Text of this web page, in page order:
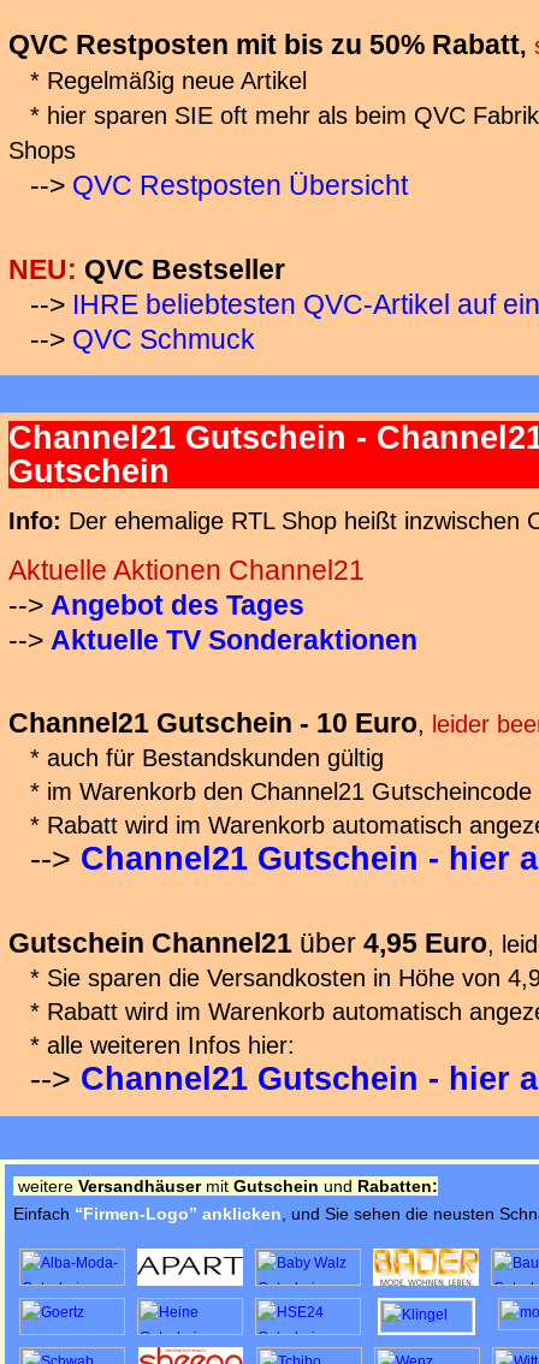
QVC Restposten mit bis zu 50% Rabatt,
* Regelmäßig neue Artikel
* hier sparen SIE oft mehr als beim QVC
Shops
--> QVC Restposten Übersicht
NEU: QVC Bestseller
--> IHRE beliebtesten QVC-Artikel auf
--> QVC Schmuck
Channel21 Gutschein -
Gutschein
Info: Der ehemalige RTL Shop heißt inzwischen
Aktuelle Aktionen Channel21
--> Angebot des Tages
--> Aktuelle TV Sonderaktionen
Channel21 Gutschein - 10 Euro, leider
* auch für Bestandskunden gültig
* im Warenkorb den Channel21 Gutscheincode
* Rabatt wird im Warenkorb automatisch
--> Channel21 Gutschein - hier
Gutschein Channel21 über 4,95 Euro,
* Sie sparen die Versandkosten in Höhe von
* Rabatt wird im Warenkorb automatisch
* alle weiteren Infos hier:
--> Channel21 Gutschein - hier
weitere Versandhäusermit Gutschein und Rabatten:
Einfach “Firmen-Logo” anklicken und Sie sehen die neusten